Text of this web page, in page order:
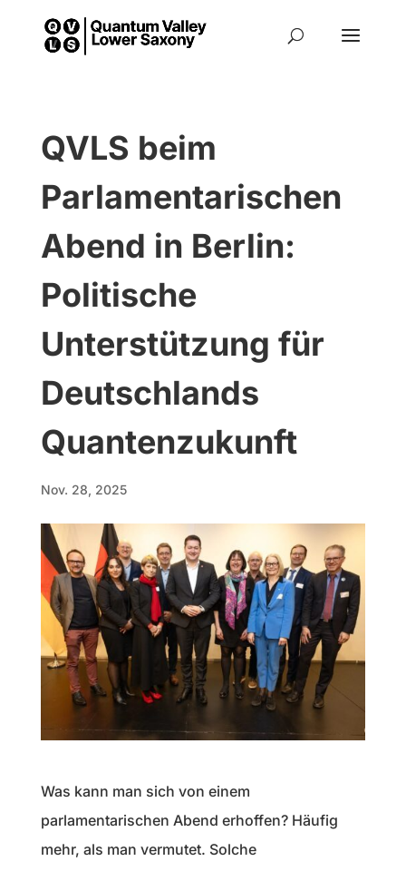
QVLS beim
Parlamentarischen
Abend in Berlin:
Politische
Unterstützung für
Deutschlands
Quanten­zukunft
Nov. 28, 2025
Was kann man sich von einem
parlamentarischen Abend erhoffen? Häufig
mehr, als man vermutet. Solche